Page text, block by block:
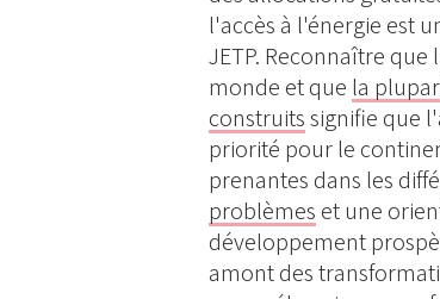
l'accès à l'énergie est
JETP. Reconnaître
monde et que la
construitssignifie que
priorité pour le
prenantes dans les
problèmes et une
développement
amont des